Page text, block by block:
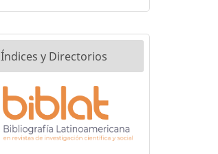
Índices y Directorios